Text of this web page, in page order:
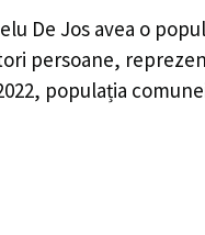
De Jos avea o
persoane,
populația